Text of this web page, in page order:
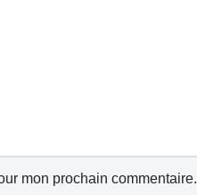
mon prochain commentaire.